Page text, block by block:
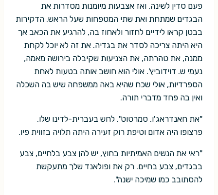
פעם סדין לשינה, ואז אצבעות מיומנות מסדרות את
הבגדים שמתחת ואת שתי המטפחות שעל הראש. הדקירות
בבטן קראו לידיים לחזור ולאחוז בה, להרגיע את הכאב אך
היא היתה צריכה לסדר את בגדיה. את זה לא יוכל לקחת
ממנה, את טהרתה, את הצניעות שקיבלה בירושה מאמה,
נעמי ש. דוידוביץ'. אולי הוא חושב אותה בטעות לאחת
הספרדיות, אולי שכח שהיא באה ממשפחה שיש בה השכלה
ואין בה פחד מדברי תורה.
"את חאנדראג'ו, סמרטוט", לחש בעברית-לדינו שלו.
פרצופו היה אדום וטיפת רוק זעירה היתה תלויה בזווית פיו.
"ראי את הנשים האמיתיות בחוץ, יש להן צבע בלחיים, צבע
בבגדים, צבע בחיים. רק את ופולאנד שלך מתעקשת
להסתובב כמו שמיכה ישנה".